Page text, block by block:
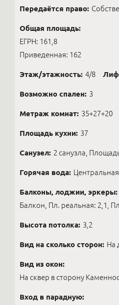
Передаётся право:
Общая площадь:
ЕГРН: 161,8
Приведенная: 162
Этаж/этажность: 4/8
Возможно спален: 3
Метраж комнат: 35+27+20
Площадь кухни: 37
Санузел: 2 санузла,
Горячая вода: Центральная
Балконы, лоджии, эркеры:
Балкон, Пл. реальная: 2,1,
Высота потолка: 3,2
Вид на сколько сторон: На
Вид из окон:
На сквер в сторону
Вход в парадную: